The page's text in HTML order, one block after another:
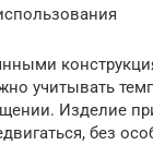
учитывать
Изделие
без